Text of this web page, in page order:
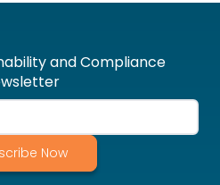
and Compliance
Now